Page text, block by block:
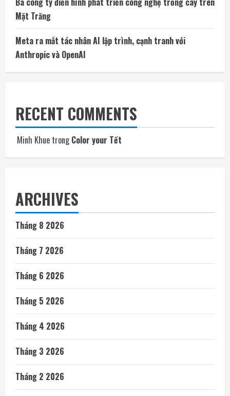
Mặt Trăng
Meta ra mắt tác nhân AI lập trình, cạnh tranh với
Anthropic và OpenAI
RECENT COMMENTS
Minh Khue trongColor your Tết
ARCHIVES
Tháng 8 2026
Tháng 7 2026
Tháng 6 2026
Tháng 5 2026
Tháng 4 2026
Tháng 3 2026
Tháng 2 2026